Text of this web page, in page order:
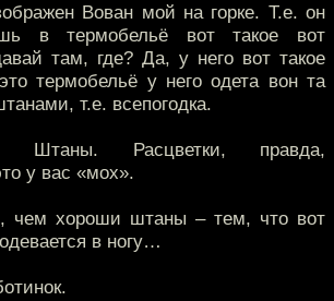
Вован мой на горке. Т.е. он
в термобельё вот такое вот
там, где? Да, у него вот такое
термобельё у него одета вон та
т.е. всепогодка.
Штаны. Расцветки, правда,
у вас «мох».
чем хороши штаны – тем, что вот
в ногу…